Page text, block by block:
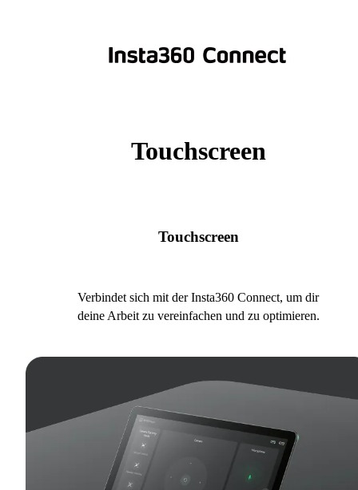
Touchscreen
Touchscreen
Verbindet sich mit der Insta360 Connect, um dir
deine Arbeit zu vereinfachen und zu optimieren.